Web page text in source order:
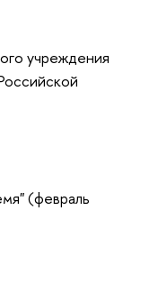
учреждения
(февраль